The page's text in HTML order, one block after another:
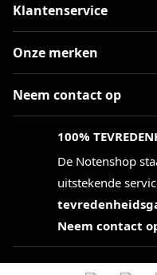
Klantenservice
Onze merken
Neem contact op
100%
De Notenshop
uitstekende
Neem contact